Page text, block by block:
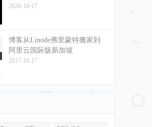
2020-10-17
博客从Linode弗里蒙特搬家到
阿里云国际版新加坡
2017-10-17